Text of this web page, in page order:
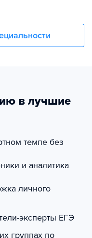
в лучшие
темпе без
и аналитика
личного
эксперты ЕГЭ
группах по